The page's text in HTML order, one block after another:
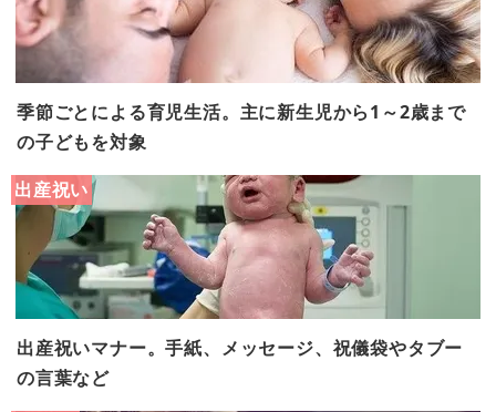
季節ごとによる育児生活。主に新生児から1～2歳まで
の子どもを対象
出産祝い
出産祝いマナー。手紙、メッセージ、祝儀袋やタブー
の言葉など